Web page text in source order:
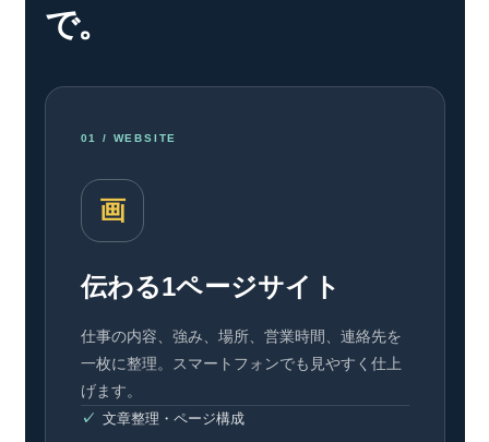
で。
01 / WEBSITE
画
伝わる1ページサイト
仕事の内容、強み、場所、営業時間、連絡先を
一枚に整理。スマートフォンでも見やすく仕上
げます。
文章整理・ページ構成